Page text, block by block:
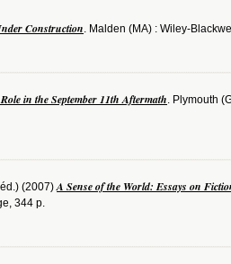
Construction. Malden (MA) : Wiley-
in the September 11th Aftermath. Plymouth
(2007)A Sense of the World: Essays on
344 p.